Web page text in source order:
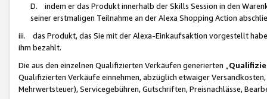
D. indem er das Produkt innerhalb der Skills Session in den
seiner erstmaligen Teilnahme an der Alexa Shopping Action
iii. das Produkt, das Sie mit der Alexa-Einkaufsaktion vorgestellt
ihm bezahlt.
Die aus den einzelnen Qualifizierten Verkäufen generierten „
Qualifizierten Verkäufe einnehmen, abzüglich etwaiger
Mehrwertsteuer), Servicegebühren, Gutschriften, Preisnachlässe,